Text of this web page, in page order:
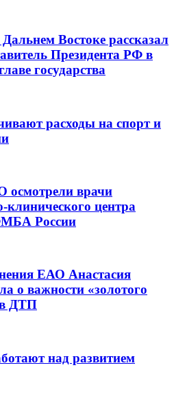
Востоке рассказал
Президента РФ в
государства
расходы на спорт и
осмотрели врачи
клинического центра
России
ЕАО Анастасия
о важности «золотого
в ДТП
над развитием